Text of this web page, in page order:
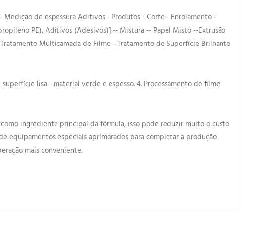
Medição de espessura Aditivos - Produtos - Corte - Enrolamento -
PE), Aditivos (Adesivos)] -- Mistura -- Papel Misto --Extrusão
Multicamada de Filme --Tratamento de Superfície Brilhante
lisa - material verde e espesso. 4. Processamento de filme
ingrediente principal da fórmula, isso pode reduzir muito o custo
equipamentos especiais aprimorados para completar a produção
mais conveniente.